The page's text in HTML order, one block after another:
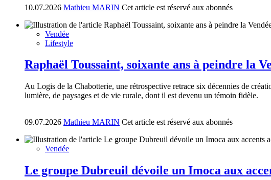
10.07.2026 Mathieu MARIN Cet article est réservé aux abonnés
Vendée
Lifestyle
Raphaël Toussaint, soixante ans à peindre la
Au Logis de la Chabotterie, une rétrospective retrace six décennies de
lumière, de paysages et de vie rurale, dont il est devenu un témoin fidèle.
09.07.2026 Mathieu MARIN Cet article est réservé aux abonnés
Vendée
Le groupe Dubreuil dévoile un Imoca aux